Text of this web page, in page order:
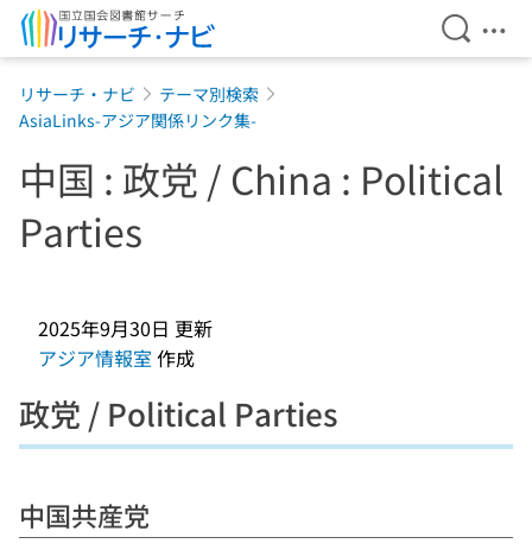
検索を
メ
リサーチ・ナビ
テーマ別検索
AsiaLinks-アジア関係リンク集-
中国 : 政党 / China : Political
Parties
2025年9月30日 更新
アジア情報室 作成
政党 / Political Parties
中国共産党